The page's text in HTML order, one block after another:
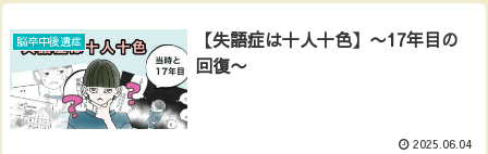
脳卒中後遺症
【失語症は十人十色】〜17年目の
回復〜
2025.06.04